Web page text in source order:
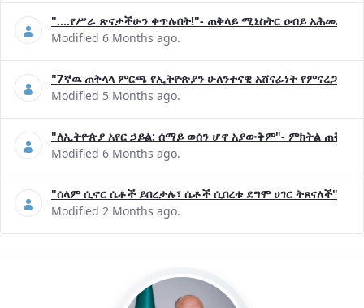
"....የሥራ ጽናታችሁን ቀጥሉበት!"- ጠቅላይ ሚኒስትር ዐብይ አሕመድ (ዶ/
Modified 6 Months ago.
"7ኛዉ ጠቅላላ ምርጫ የኢትዮጵያን ሁለንተናዊ አሸናፊነት
Modified 5 Months ago.
"ለኢትዮጵያ አየር ኃይል: ሰማይ ወሰን ሆኖ አያውቅም"- ምክትል ጠቅላይ
Modified 6 Months ago.
"ሰላም ሲኖር ሴቶች ይበረታሉ፣ ሴቶች ሲበረቱ ደግሞ ሀገር ትጸናለች"-
Modified 2 Months ago.